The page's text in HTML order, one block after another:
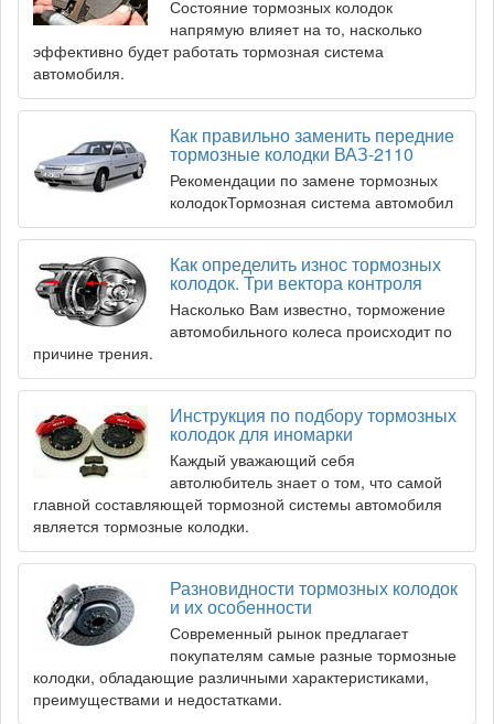
Состояние тормозных колодок
напрямую влияет на то, насколько
эффективно будет работать тормозная система
автомобиля.
Как правильно заменить передние
тормозные колодки ВАЗ-2110
Рекомендации по замене тормозных
колодокТормозная система автомобил
Как определить износ тормозных
колодок. Три вектора контроля
Насколько Вам известно, торможение
автомобильного колеса происходит по
причине трения.
Инструкция по подбору тормозных
колодок для иномарки
Каждый уважающий себя
автолюбитель знает о том, что самой
главной составляющей тормозной системы автомобиля
является тормозные колодки.
Разновидности тормозных колодок
и их особенности
Современный рынок предлагает
покупателям самые разные тормозные
колодки, обладающие различными характеристиками,
преимуществами и недостатками.